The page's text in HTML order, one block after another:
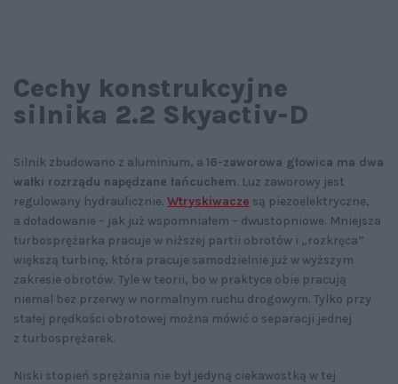
Cechy konstrukcyjne
silnika 2.2 Skyactiv-D
Silnik zbudowano z aluminium, a 16-zaworowa głowica ma dwa
wałki rozrządu napędzane łańcuchem. Luz zaworowy jest
regulowany hydraulicznie. Wtryskiwacze są piezoelektryczne,
a doładowanie – jak już wspomniałem – dwustopniowe. Mniejsza
turbosprężarka pracuje w niższej partii obrotów i „rozkręca”
większą turbinę, która pracuje samodzielnie już w wyższym
zakresie obrotów. Tyle w teorii, bo w praktyce obie pracują
niemal bez przerwy w normalnym ruchu drogowym. Tylko przy
stałej prędkości obrotowej można mówić o separacji jednej
z turbosprężarek.
Niski stopień sprężania nie był jedyną ciekawostką w tej